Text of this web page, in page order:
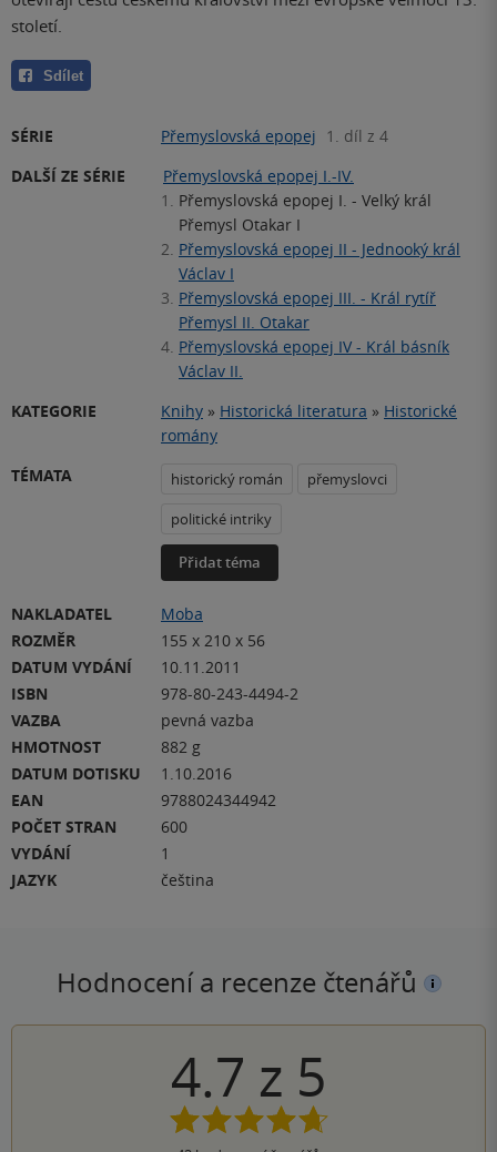
století.
Sdílet
SÉRIE Přemyslovská epopej 1. díl z 4
DALŠÍ ZE SÉRIE
Přemyslovská epopej I.-IV.
1.
Přemyslovská epopej I. - Velký král
Přemysl Otakar I
2. Přemyslovská epopej II - Jednooký král
Václav I
3. Přemyslovská epopej III. - Král rytíř
Přemysl II. Otakar
4. Přemyslovská epopej IV - Král básník
Václav II.
KATEGORIE
Knihy » Historická literatura » Historické
romány
TÉMATA
historický román
přemyslovci
politické intriky
Přidat téma
NAKLADATEL
Moba
ROZMĚR
155 x 210 x 56
DATUM VYDÁNÍ
10.11.2011
ISBN
978-80-243-4494-2
VAZBA
pevná vazba
HMOTNOST
882 g
DATUM DOTISKU
1.10.2016
EAN
9788024344942
POČET STRAN
600
VYDÁNÍ
1
JAZYK
čeština
Hodnocení a recenze čtenářů
4.7 z 5